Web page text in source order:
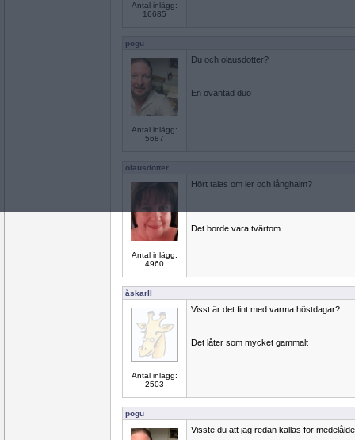
Antal inlägg:
16685
pogu
Antal inlägg:
5687
Du och olausdotter?
En oväntad duo
olausdotter
Antal inlägg:
4960
Hört talas om ler och långhalm?
Det borde vara tvärtom
åskarll
Antal inlägg:
2503
Visst är det fint med varma höstdagar?
Det låter som mycket gammalt
pogu
Visste du att jag redan kallas för